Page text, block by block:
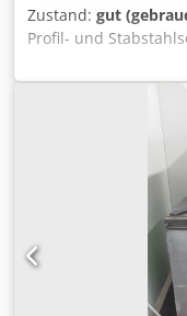
Zustand: gut
Profil- und
Daten: -
Profilstahlschere -
Chodpfx Afjra
Rundstahl bis 32
Rechteckausklinker
550 KN - mit
Stahl bis 32 Ø in 12
Anschlag - E.-
Platzbedarf ca. B 900
1200 kg